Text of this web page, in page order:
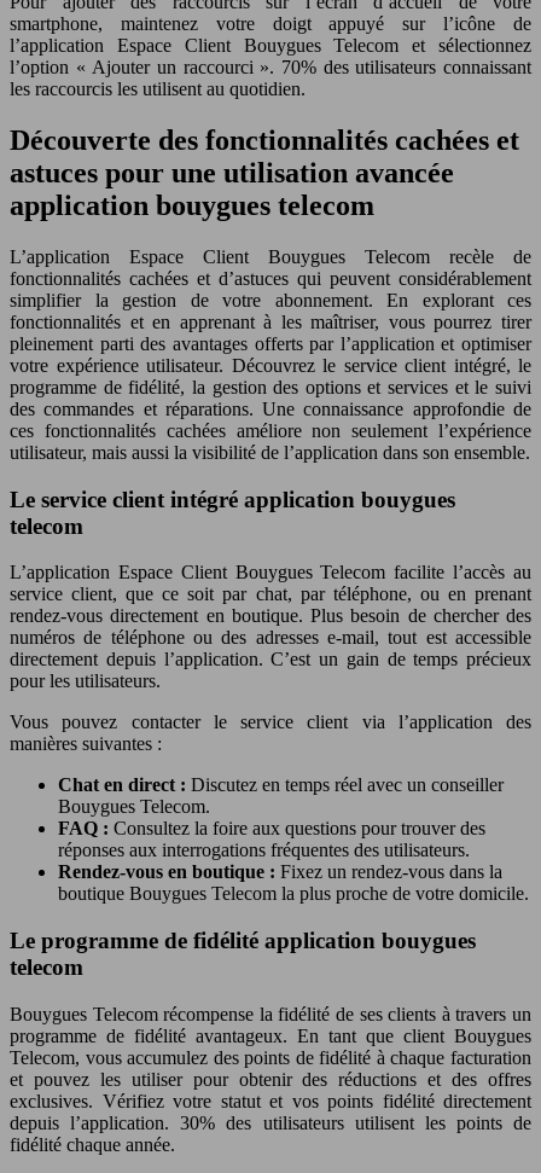
smartphone, maintenez votre doigt appuyé sur l’icône de
l’application Espace Client Bouygues Telecom et sélectionnez
l’option « Ajouter un raccourci ». 70% des utilisateurs connaissant
les raccourcis les utilisent au quotidien.
Découverte des fonctionnalités cachées et
astuces pour une utilisation avancée
application bouygues telecom
L’application Espace Client Bouygues Telecom recèle de
fonctionnalités cachées et d’astuces qui peuvent considérablement
simplifier la gestion de votre abonnement. En explorant ces
fonctionnalités et en apprenant à les maîtriser, vous pourrez tirer
pleinement parti des avantages offerts par l’application et optimiser
votre expérience utilisateur. Découvrez le service client intégré, le
programme de fidélité, la gestion des options et services et le suivi
des commandes et réparations. Une connaissance approfondie de
ces fonctionnalités cachées améliore non seulement l’expérience
utilisateur, mais aussi la visibilité de l’application dans son ensemble.
Le service client intégré application bouygues
telecom
L’application Espace Client Bouygues Telecom facilite l’accès au
service client, que ce soit par chat, par téléphone, ou en prenant
rendez-vous directement en boutique. Plus besoin de chercher des
numéros de téléphone ou des adresses e-mail, tout est accessible
directement depuis l’application. C’est un gain de temps précieux
pour les utilisateurs.
Vous pouvez contacter le service client via l’application des
manières suivantes :
Chat en direct : Discutez en temps réel avec un conseiller
Bouygues Telecom.
FAQ : Consultez la foire aux questions pour trouver des
réponses aux interrogations fréquentes des utilisateurs.
Rendez-vous en boutique : Fixez un rendez-vous dans la
boutique Bouygues Telecom la plus proche de votre domicile.
Le programme de fidélité application bouygues
telecom
Bouygues Telecom récompense la fidélité de ses clients à travers un
programme de fidélité avantageux. En tant que client Bouygues
Telecom, vous accumulez des points de fidélité à chaque facturation
et pouvez les utiliser pour obtenir des réductions et des offres
exclusives. Vérifiez votre statut et vos points fidélité directement
depuis l’application. 30% des utilisateurs utilisent les points de
fidélité chaque année.